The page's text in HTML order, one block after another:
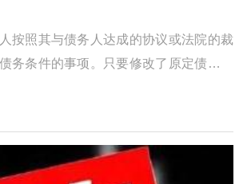
按照其与债务人达成的协议或法院的裁
务条件的事项。只要修改了原定债务偿
。个人网贷的债务重组需要遵循一定的
销已经损失或无法收回的资产及损益账
资产进行重估价，以确定 ...